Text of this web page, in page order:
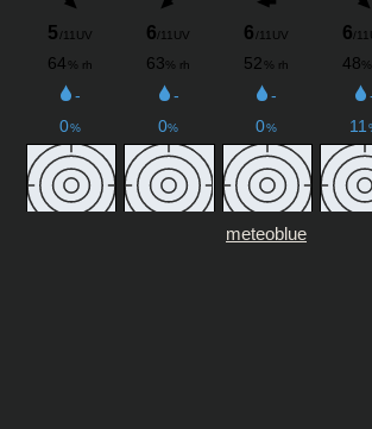
meteoblue